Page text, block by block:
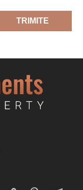
TRIMITE